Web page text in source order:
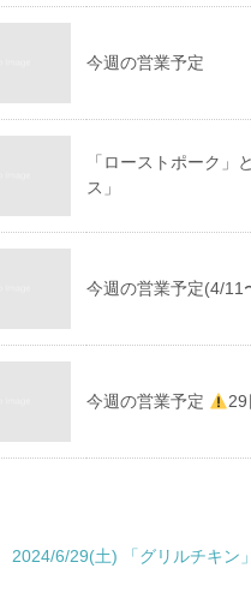
今週の営業予定
「ローストポーク」
ス」
今週の営業予定(4/11
今週の営業予定
2024/6/29(土) 「グリルチキン」